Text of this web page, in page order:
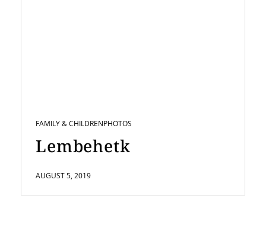
FAMILY & CHILDRENPHOTOS
Lembehetk
AUGUST 5, 2019